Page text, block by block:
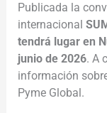
Publicada la
internacional
tendrá lugar en
junio de 2026. A
información
Pyme Global.